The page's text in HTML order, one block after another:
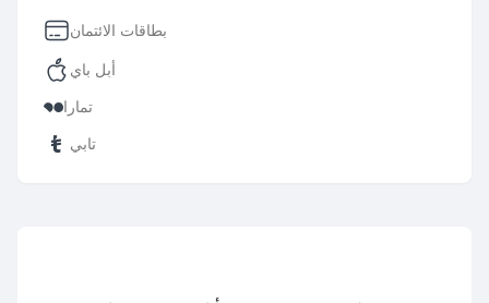
بطاقات الائتمان
أبل باي
تمارا
تابي